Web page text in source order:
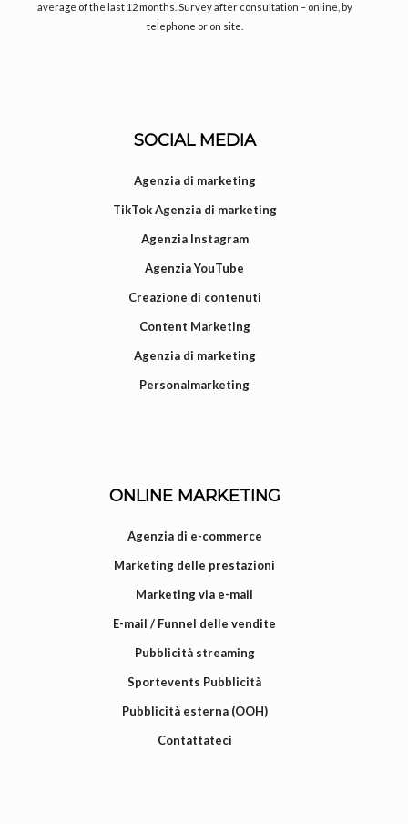
average of the last 12 months. Survey after consultation – online, by
telephone or on site.
SOCIAL MEDIA
Agenzia di marketing
TikTok Agenzia di marketing
Agenzia Instagram
Agenzia YouTube
Creazione di contenuti
Content Marketing
Agenzia di marketing
Personalmarketing
ONLINE MARKETING
Agenzia di e-commerce
Marketing delle prestazioni
Marketing via e-mail
E-mail / Funnel delle vendite
Pubblicità streaming
Sportevents Pubblicità
Pubblicità esterna (OOH)
Contattateci